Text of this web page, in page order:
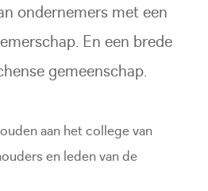
ondernemers met een
En een brede
gemeenschap.
aan het college van
en leden van de